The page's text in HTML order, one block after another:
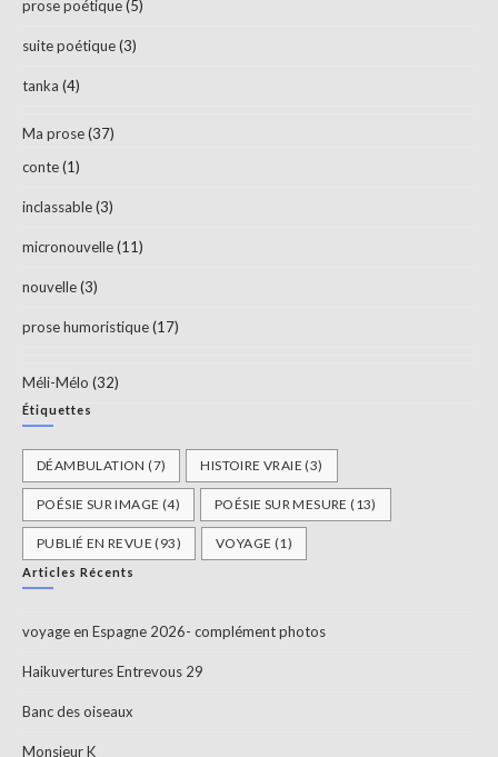
prose poétique(5)
suite poétique(3)
tanka (4)
Ma prose(37)
conte(1)
inclassable(3)
micronouvelle(11)
nouvelle(3)
prose humoristique(17)
Méli-Mélo (32)
Étiquettes
DÉAMBULATION (7) HISTOIRE VRAIE (3)
POÉSIE SUR IMAGE (4) POÉSIE SUR MESURE (13)
PUBLIÉ EN REVUE (93) VOYAGE (1)
Articles Récents
voyage en Espagne 2026- complément photos
Haikuvertures Entrevous 29
Banc des oiseaux
Monsieur K